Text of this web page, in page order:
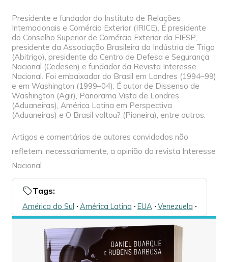
Presidente e fundador do Instituto de Relações
Internacionais e Comércio Exterior (IRICE). É presidente
do Conselho Superior de Comércio Exterior da FIESP,
presidente da Associação Brasileira da Indústria de Trigo
(Abitrigo), presidente do Centro de Defesa e Segurança
Nacional (Cedesen) e fundador da Revista Interesse
Nacional. Foi embaixador do Brasil em Londres (1994–99)
e em Washington (1999–04). É autor de Dissenso de
Washington (Agir), Panorama Visto de Londres
(Aduaneiras), América Latina em Perspectiva
(Aduaneiras) e O Brasil voltou? (Pioneira), entre outros.
Artigos e comentários de autores convidados não
refletem, necessariamente, a opinião da revista Interesse
Nacional
Tags:
América do Sul 🞌 América Latina 🞌 EUA🞌 Venezuela 🞌